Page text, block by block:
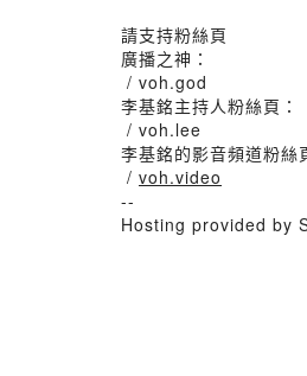
請支持粉絲頁
廣播之神：
/ voh.god
李基銘主持人粉絲頁：
/ voh.lee
李基銘的影音頻道粉絲
/ voh.video
--
Hosting provided by